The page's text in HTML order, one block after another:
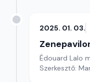
2025. 01. 03.
Édouard Lalo
Szerkesztő: